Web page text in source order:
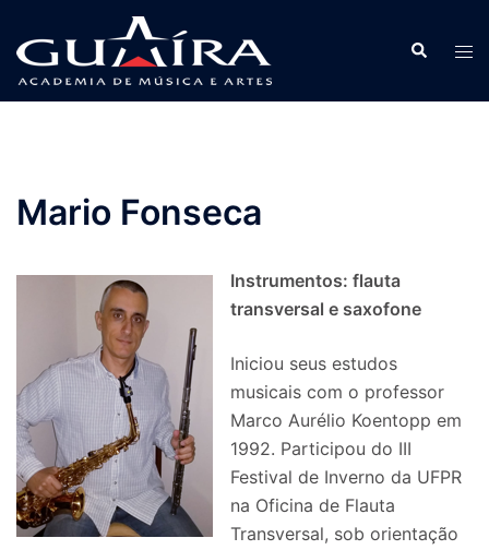
para
conteúdo
Search
Mario Fonseca
Instrumentos: flauta
transversal e saxofone
Iniciou seus estudos
musicais com o professor
Marco Aurélio Koentopp em
1992. Participou do III
Festival de Inverno da UFPR
na Oficina de Flauta
Transversal, sob orientação